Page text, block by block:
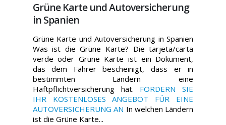
Grüne Karte und Autoversicherung
in Spanien
Grüne Karte und Autoversicherung in Spanien
Was ist die Grüne Karte? Die tarjeta/carta
verde oder Grüne Karte ist ein Dokument,
das dem Fahrer bescheinigt, dass er in
bestimmten Ländern eine
Haftpflichtversicherung hat. FORDERN SIE
IHR KOSTENLOSES ANGEBOT FÜR EINE
AUTOVERSICHERUNG AN In welchen Ländern
ist die Grüne Karte...